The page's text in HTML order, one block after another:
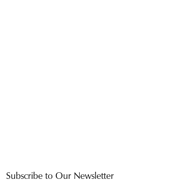
Subscribe to Our Newsletter